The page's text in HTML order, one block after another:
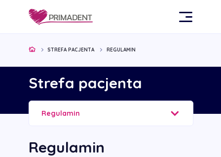
STREFA PACJENTA REGULAMIN
Strefa pacjenta
Regulamin
Regulamin